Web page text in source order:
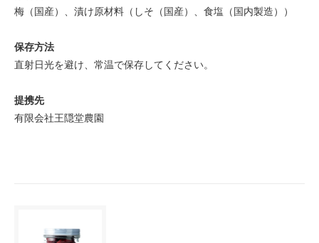
梅（国産）、漬け原材料（しそ（国産）、食塩（国内製造））
保存方法
直射日光を避け、常温で保存してください。
提携先
有限会社王隠堂農園